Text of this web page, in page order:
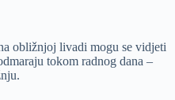
obližnjoj livadi mogu se vidjeti
tokom radnog dana –